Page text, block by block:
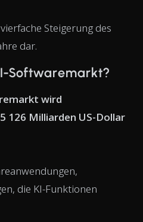
Steigerung des
dar.
Softwaremarkt?
wird
126 Milliarden US-Dollar
die KI-Funktionen